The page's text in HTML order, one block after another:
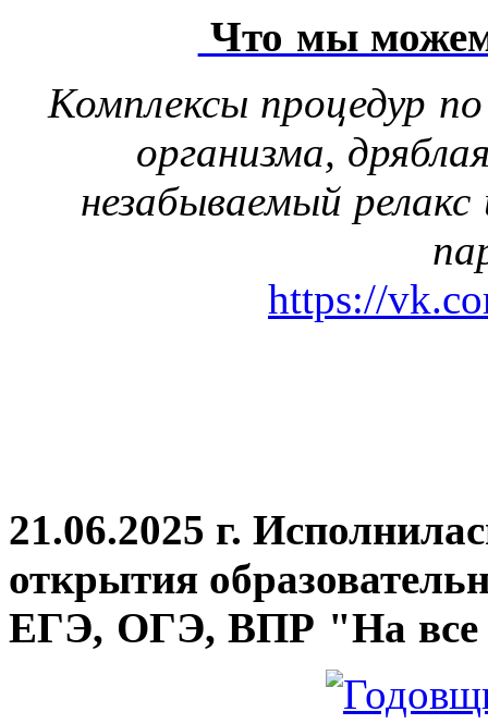
Что мы
Комплексы процедур
организма,
незабываемый
https://
21.06.2025 г.
открытия
ЕГЭ, ОГЭ, ВПР "На все